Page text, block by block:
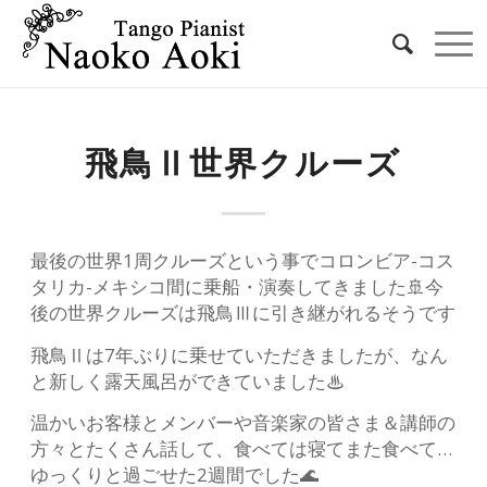
飛鳥Ⅱ世界クルーズ
最後の世界1周クルーズという事でコロンビア-コス
タリカ-メキシコ間に乗船・演奏してきました🚢今
後の世界クルーズは飛鳥Ⅲに引き継がれるそうです
飛鳥Ⅱは7年ぶりに乗せていただきましたが、なん
と新しく露天風呂ができていました♨
温かいお客様とメンバーや音楽家の皆さま＆講師の
方々とたくさん話して、食べては寝てまた食べて…
ゆっくりと過ごせた2週間でした🌊